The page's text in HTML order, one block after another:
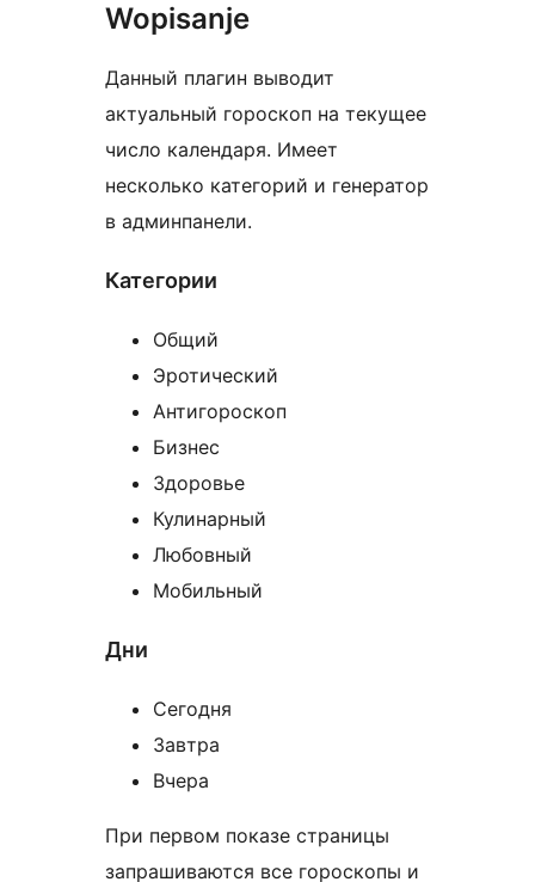
Wopisanje
Данный плагин выводит
актуальный гороскоп на текущее
число календаря. Имеет
несколько категорий и генератор
в админпанели.
Категории
Общий
Эротический
Антигороскоп
Бизнес
Здоровье
Кулинарный
Любовный
Мобильный
Дни
Сегодня
Завтра
Вчера
При первом показе страницы
запрашиваются все гороскопы и